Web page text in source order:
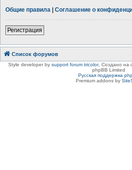
Общие правила | Соглашение о
Регистрация
Список форумов
Style developer by support forum tricolor, Создано на
phpBB Limited
Русская поддержка
Premium addons by